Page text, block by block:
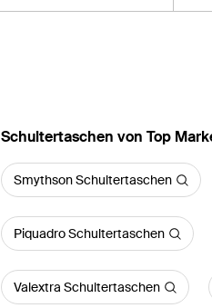
Schultertaschen von Top
Smythson Schultertaschen
Piquadro Schultertaschen
Valextra Schultertaschen